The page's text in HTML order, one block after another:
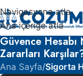
Navigasyona atla
Ana içeriğe atla
Güvence
Zararları
Ana Sayfa/Sigorta